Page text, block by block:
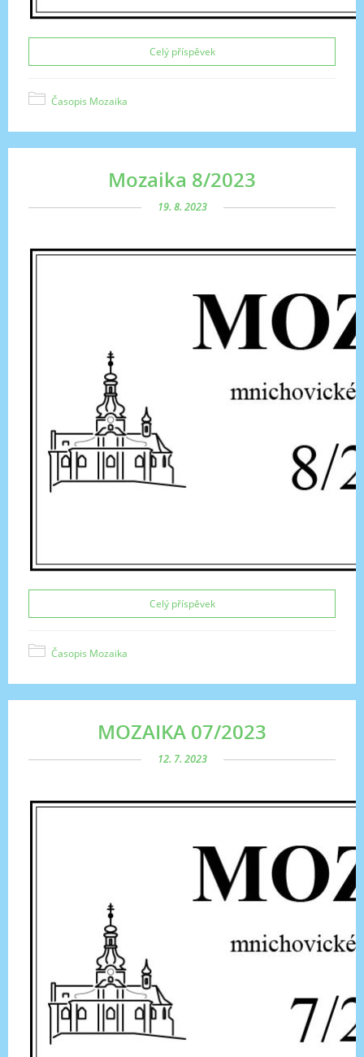
Celý příspěvek
Časopis Mozaika
Mozaika 8/2023
19. 8. 2023
Celý příspěvek
Časopis Mozaika
MOZAIKA 07/2023
12. 7. 2023